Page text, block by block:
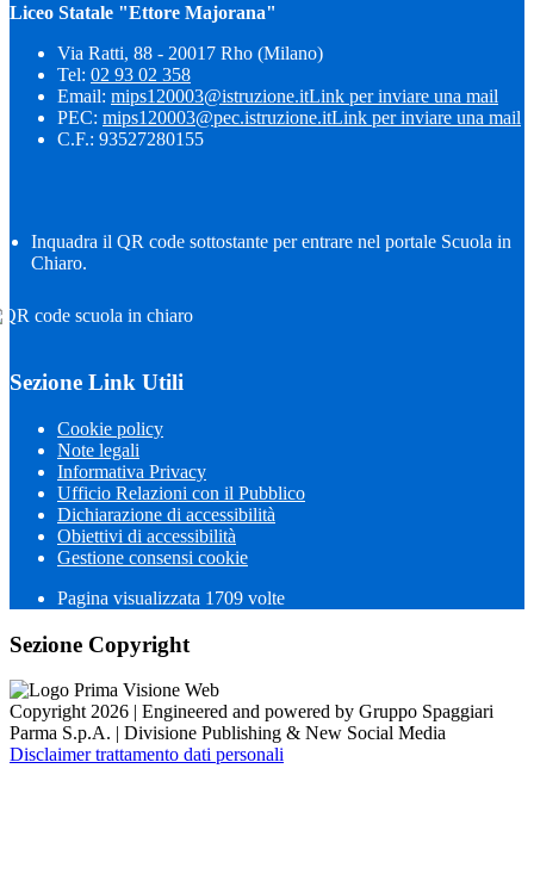
Liceo Statale "Ettore Majorana"
Via Ratti, 88 - 20017 Rho (Milano)
Tel: 02 93 02 358
Email: mips120003@istruzione.itLink per inviare una mail
PEC: mips120003@pec.istruzione.itLink per inviare una mail
C.F.: 93527280155
Inquadra il QR code sottostante per entrare nel portale Scuola in
Chiaro.
Sezione Link Utili
Cookie policy
Note legali
Informativa Privacy
Ufficio Relazioni con il Pubblico
Dichiarazione di accessibilità
Obiettivi di accessibilità
Gestione consensi cookie
Pagina visualizzata 1709 volte
Sezione Copyright
Copyright 2026 | Engineered and powered by Gruppo Spaggiari
Parma S.p.A. | Divisione Publishing & New Social Media
Disclaimer trattamento dati personali